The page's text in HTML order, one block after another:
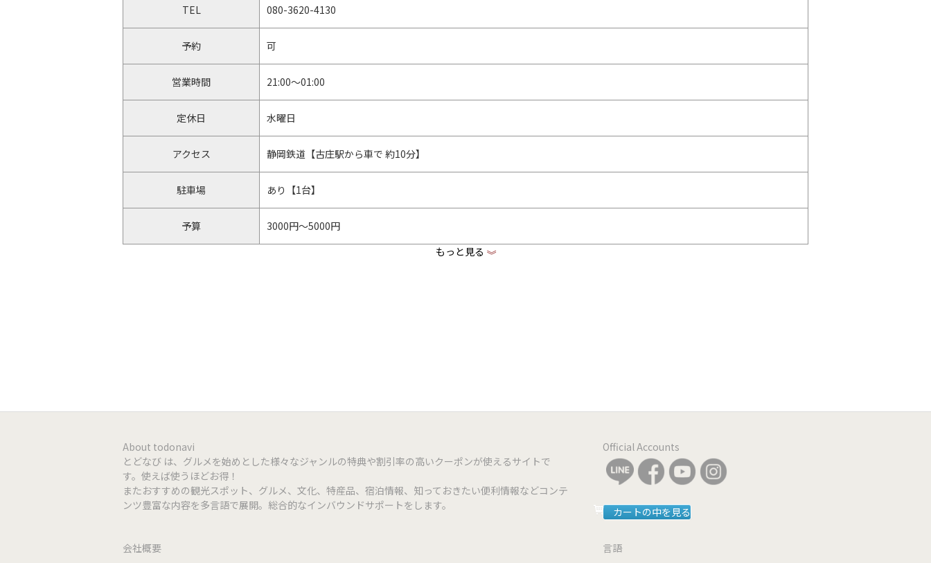
TEL 080-3620-4130
予約 可
営業時間 21:00〜01:00
定休日 水曜日
アクセス 静岡鉄道【古庄駅から車で 約10分】
駐車場 あり【1台】
予算 3000円〜5000円
個室
貸切
もっと見る 《
About todonavi
とどなび は、グルメを始めとした様々なジャンルの特典や割引率の高いクーポンが使えるサイトで
す。使えば使うほどお得！
またおすすめの観光スポット、グルメ、文化、特産品、宿泊情報、知っておきたい便利情報などコンテ
ンツ豊富な内容を多言語で展開。総合的なインバウンドサポートをします。
Official Accounts
カートの中を見る
会社概要 言語